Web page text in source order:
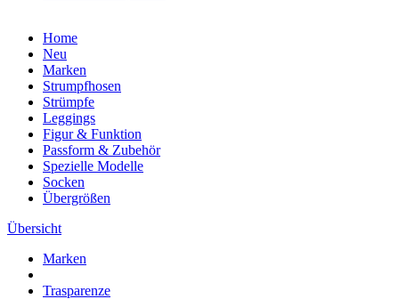
Home
Neu
Marken
Strumpfhosen
Strümpfe
Leggings
Figur & Funktion
Passform & Zubehör
Spezielle Modelle
Socken
Übergrößen
Übersicht
Marken
Trasparenze